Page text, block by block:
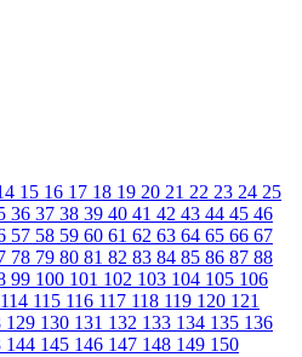
15 16 17 18 19 20 21 22 23 24 25
36 37 38 39 40 41 42 43 44 45 46
57 58 59 60 61 62 63 64 65 66 67
78 79 80 81 82 83 84 85 86 87 88
99 100 101 102 103 104 105 106
114 115 116 117 118 119 120 121
129 130 131 132 133 134 135 136
144 145 146 147 148 149 150